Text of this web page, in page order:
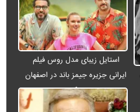
استایل زیبای مدل روس فیلم
ایرانی جزیره جیمز باند در اصفهان
+ عکس